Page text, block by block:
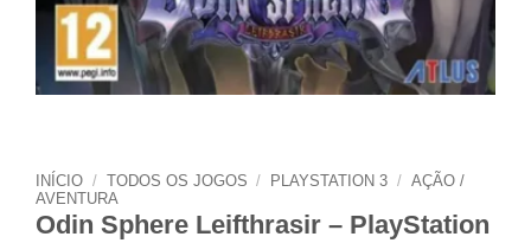
INÍCIO / TODOS OS JOGOS / PLAYSTATION 3 / AÇÃO /
AVENTURA
Odin Sphere Leifthrasir – PlayStation